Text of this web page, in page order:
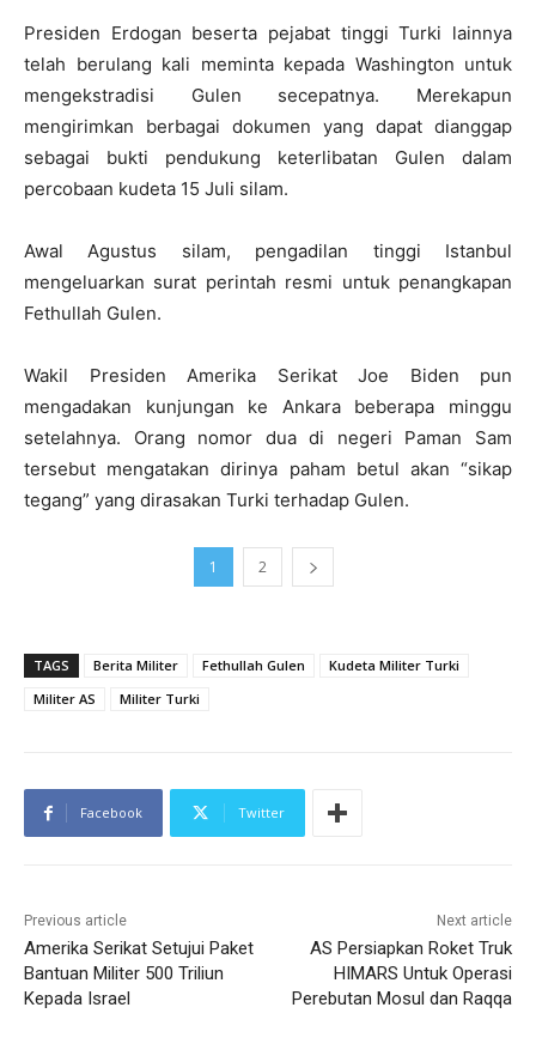
Presiden Erdogan beserta pejabat tinggi Turki lainnya
telah berulang kali meminta kepada Washington untuk
mengekstradisi Gulen secepatnya. Merekapun
mengirimkan berbagai dokumen yang dapat dianggap
sebagai bukti pendukung keterlibatan Gulen dalam
percobaan kudeta 15 Juli silam.
Awal Agustus silam, pengadilan tinggi Istanbul
mengeluarkan surat perintah resmi untuk penangkapan
Fethullah Gulen.
Wakil Presiden Amerika Serikat Joe Biden pun
mengadakan kunjungan ke Ankara beberapa minggu
setelahnya. Orang nomor dua di negeri Paman Sam
tersebut mengatakan dirinya paham betul akan “sikap
tegang” yang dirasakan Turki terhadap Gulen.
1 2
TAGS Berita Militer Fethullah Gulen
Kudeta Militer Turki
Militer AS
Militer Turki
Facebook Twitter
Previous article
Amerika Serikat Setujui Paket
Bantuan Militer 500 Triliun
Kepada Israel
Next article
AS Persiapkan Roket Truk
HIMARS Untuk Operasi
Perebutan Mosul dan Raqqa